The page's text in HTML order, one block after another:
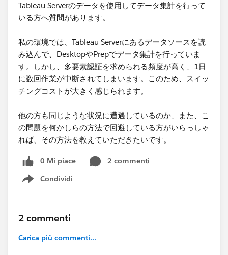
Tableau Serverのデータを使用してデータ集計を行って
いる方へ質問があります。
私の環境では、Tableau Serverにあるデータソースを読
み込んで、DesktopやPrepでデータ集計を行っていま
す。しかし、多要素認証を求められる頻度が高く、1日
に数回作業が中断されてしまいます。このため、スイッ
チングコストが大きく感じられます。
他の方も同じような状況に遭遇しているのか、また、こ
の問題を何かしらの方法で回避している方がいらっしゃ
れば、その方法を教えていただきたいです。
0 Mi piace
2 commenti
Condividi
Show menu
2 commenti
Carica più commenti...